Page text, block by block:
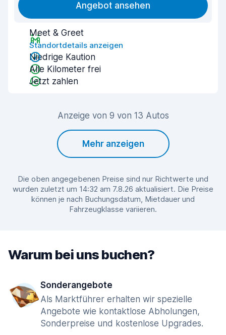
Angebot ansehen
Meet & Greet
Standortdetails anzeigen
Niedrige Kaution
Alle Kilometer frei
Jetzt zahlen
Anzeige von 9 von 13 Autos
Mehr anzeigen
Die oben angegebenen Preise sind nur Richtwerte und
wurden zuletzt um 14:32 am 7.8.26 aktualisiert. Die Preise
können je nach Buchungsdatum, Mietdauer und
Fahrzeugklasse variieren.
Warum bei uns buchen?
Sonderangebote
Als Marktführer erhalten wir spezielle
Angebote wie kontaktlose Abholungen,
Sonderpreise und kostenlose Upgrades.